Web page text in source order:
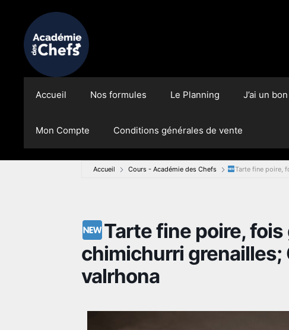
Accueil Nos formules Le Planning J’ai un
Mon Compte Conditions générales de vente
Accueil Cours - Académie des Chefs Tarte fine poire,
Tarte fine poire,
chimichurri
valrhona